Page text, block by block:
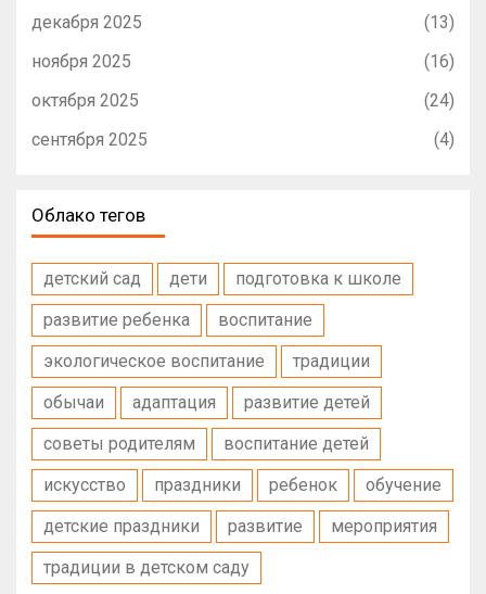
декабря 2025
(13)
ноября 2025
(16)
октября 2025
(24)
сентября 2025
(4)
Облако тегов
детский сад дети
подготовка к школе
развитие ребенка
воспитание
экологическое воспитание
традиции
обычаи
адаптация
развитие детей
советы родителям
воспитание детей
искусство
праздники ребенок
обучение
детские праздники
развитие
мероприятия
традиции в детском саду